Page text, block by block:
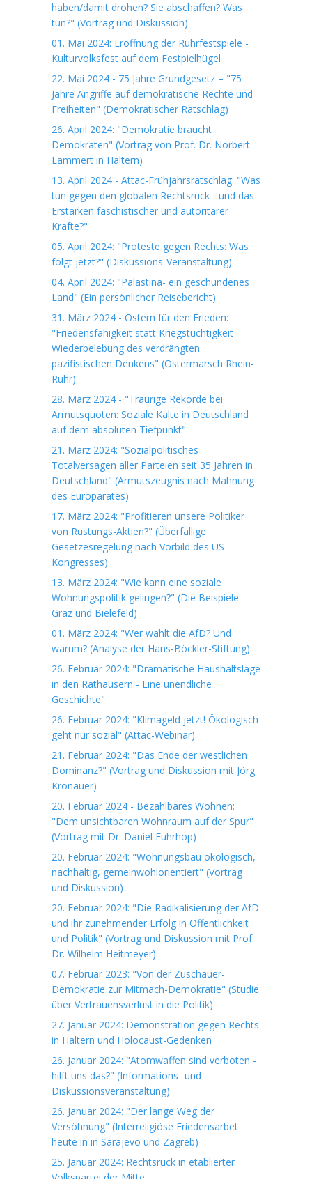
haben/damit drohen? Sie abschaffen? Was
tun?" (Vortrag und Diskussion)
01. Mai 2024: Eröffnung der Ruhrfestspiele -
Kulturvolksfest auf dem Festpielhügel
22. Mai 2024 - 75 Jahre Grundgesetz – "75
Jahre Angriffe auf demokratische Rechte und
Freiheiten" (Demokratischer Ratschlag)
26. April 2024: "Demokratie braucht
Demokraten" (Vortrag von Prof. Dr. Norbert
Lammert in Haltern)
13. April 2024 - Attac-Frühjahrsratschlag: "Was
tun gegen den globalen Rechtsruck - und das
Erstarken faschistischer und autoritärer
Kräfte?"
05. April 2024: "Proteste gegen Rechts: Was
folgt jetzt?" (Diskussions-Veranstaltung)
04. April 2024: "Palästina- ein geschundenes
Land" (Ein persönlicher Reisebericht)
31. März 2024 - Ostern für den Frieden:
"Friedensfähigkeit statt Kriegstüchtigkeit -
Wiederbelebung des verdrängten
pazifistischen Denkens" (Ostermarsch Rhein-
Ruhr)
28. März 2024 - "Traurige Rekorde bei
Armutsquoten: Soziale Kälte in Deutschland
auf dem absoluten Tiefpunkt"
21. März 2024: "Sozialpolitisches
Totalversagen aller Parteien seit 35 Jahren in
Deutschland" (Armutszeugnis nach Mahnung
des Europarates)
17. März 2024: "Profitieren unsere Politiker
von Rüstungs-Aktien?" (Überfällige
Gesetzesregelung nach Vorbild des US-
Kongresses)
13. März 2024: "Wie kann eine soziale
Wohnungspolitik gelingen?" (Die Beispiele
Graz und Bielefeld)
01. März 2024: "Wer wählt die AfD? Und
warum? (Analyse der Hans-Böckler-Stiftung)
26. Februar 2024: "Dramatische Haushaltslage
in den Rathäusern - Eine unendliche
Geschichte"
26. Februar 2024: "Klimageld jetzt! Ökologisch
geht nur sozial" (Attac-Webinar)
21. Februar 2024: "Das Ende der westlichen
Dominanz?" (Vortrag und Diskussion mit Jörg
Kronauer)
20. Februar 2024 - Bezahlbares Wohnen:
"Dem unsichtbaren Wohnraum auf der Spur"
(Vortrag mit Dr. Daniel Fuhrhop)
20. Februar 2024: "Wohnungsbau ökologisch,
nachhaltig, gemeinwohlorientiert" (Vortrag
und Diskussion)
20. Februar 2024: "Die Radikalisierung der AfD
und ihr zunehmender Erfolg in Öffentlichkeit
und Politik" (Vortrag und Diskussion mit Prof.
Dr. Wilhelm Heitmeyer)
07. Februar 2023: "Von der Zuschauer-
Demokratie zur Mitmach-Demokratie" (Studie
über Vertrauensverlust in die Politik)
27. Januar 2024: Demonstration gegen Rechts
in Haltern und Holocaust-Gedenken
26. Januar 2024: "Atomwaffen sind verboten -
hilft uns das?" (Informations- und
Diskussionsveranstaltung)
26. Januar 2024: "Der lange Weg der
Versöhnung" (Interreligiöse Friedensarbet
heute in in Sarajevo und Zagreb)
25. Januar 2024: Rechtsruck in etablierter